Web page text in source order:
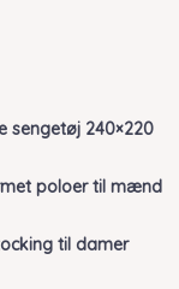
sengetøj 240×220
poloer til mænd
til damer